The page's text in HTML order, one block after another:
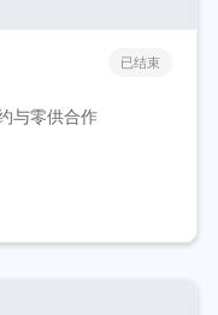
已结束
与零供合作